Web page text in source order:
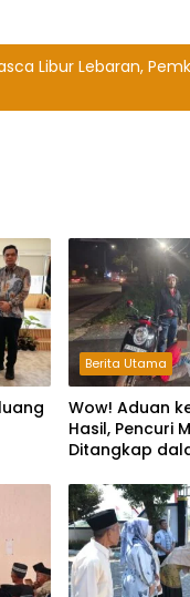
Libur Lebaran,
Berita Utama
Wow! Aduan
Hasil, Pencuri
Ditangkap